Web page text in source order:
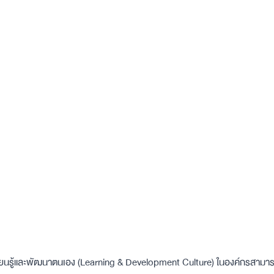
รู้และพัฒนาตนเอง (Learning & Development Culture) ในองค์กรสาม